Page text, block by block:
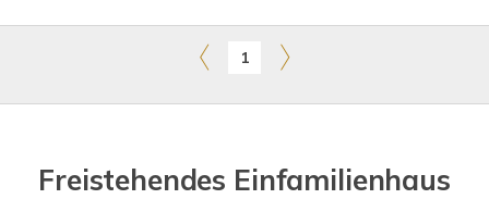
1
Freistehendes Einfamilienhaus